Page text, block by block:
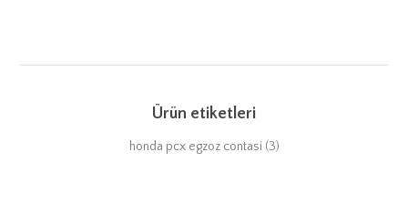
Ürün etiketleri
honda pcx egzoz contasi (3)